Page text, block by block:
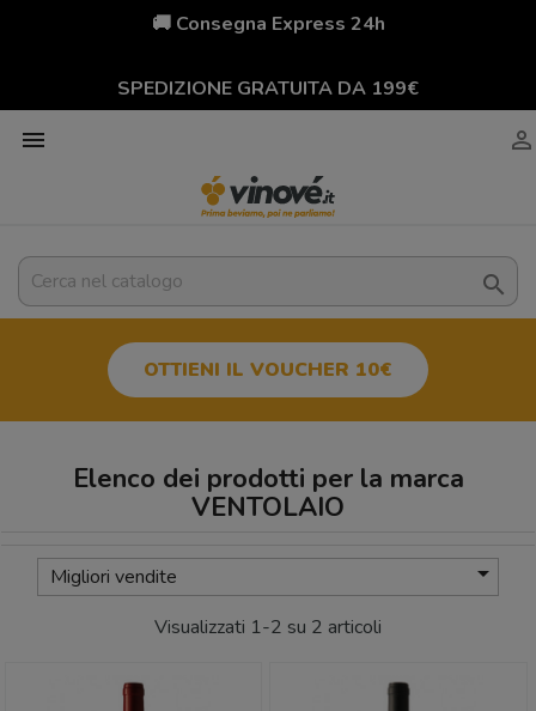
🚚 Consegna Express 24h
SPEDIZIONE GRATUITA DA 199€
 

OTTIENI IL VOUCHER 10€
Elenco dei prodotti per la marca
VENTOLAIO
Migliori vendite 
Visualizzati 1-2 su 2 articoli